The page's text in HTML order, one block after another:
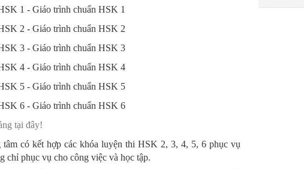
1 - Giáo trình chuẩn HSK 1
2 - Giáo trình chuẩn HSK 2
3 - Giáo trình chuẩn HSK 3
4 - Giáo trình chuẩn HSK 4
5 - Giáo trình chuẩn HSK 5
6 - Giáo trình chuẩn HSK 6
tại đây!
tâm có kết hợp các khóa luyện thi HSK 2, 3, 4, 5, 6 phục vụ
chỉ phục vụ cho công việc và học tập.